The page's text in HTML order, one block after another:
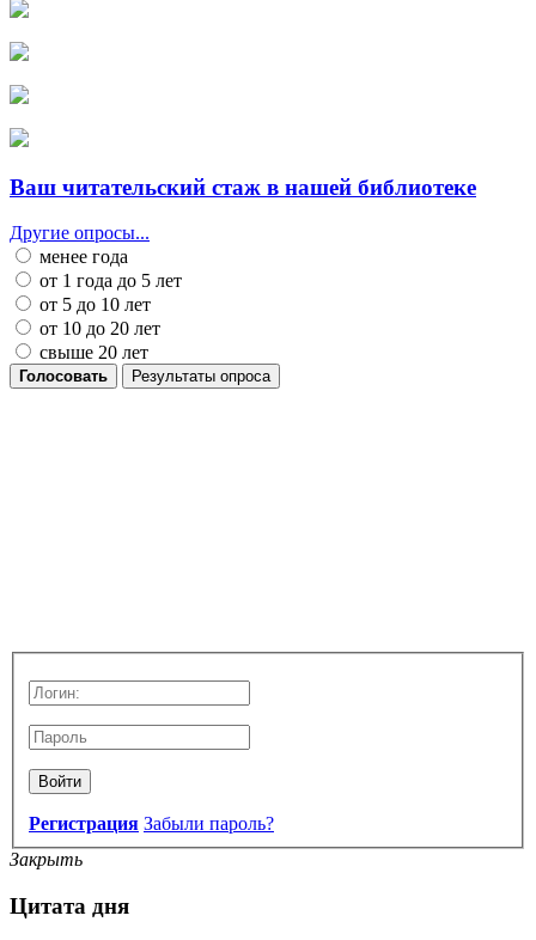
Ваш читательский стаж в нашей библиотеке
Другие опросы...
менее года
от 1 года до 5 лет
от 5 до 10 лет
от 10 до 20 лет
свыше 20 лет
Голосовать Результаты опроса
Войти
Регистрация Забыли пароль?
Закрыть
Цитата дня